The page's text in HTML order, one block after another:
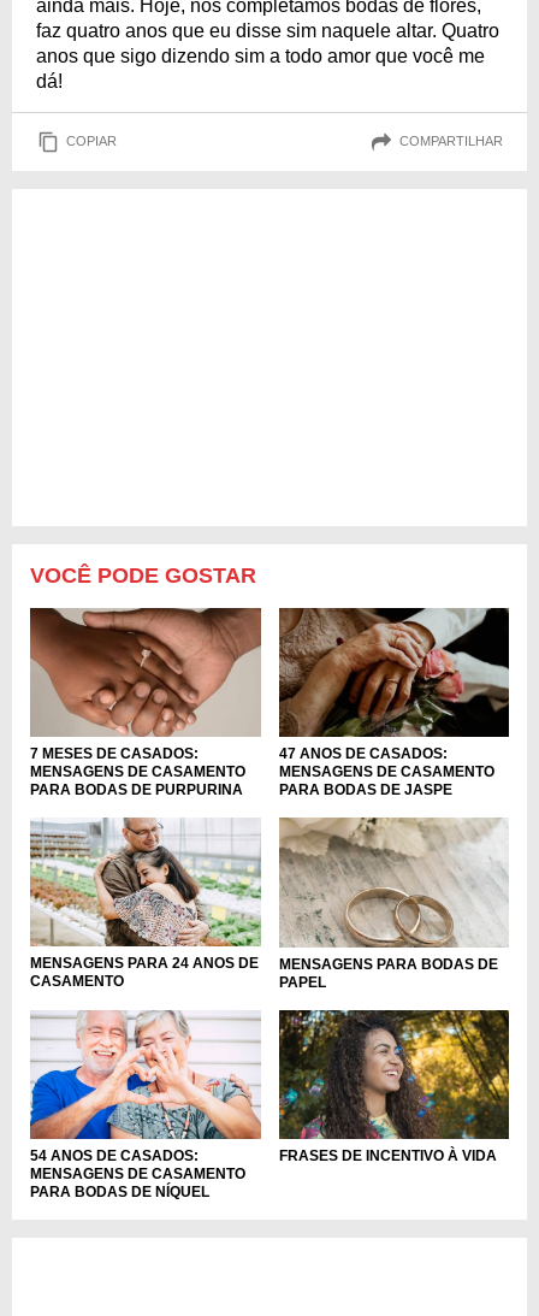
ainda mais. Hoje, nós completamos bodas de flores,
faz quatro anos que eu disse sim naquele altar. Quatro
anos que sigo dizendo sim a todo amor que você me
dá!
COPIAR COMPARTILHAR
VOCÊ PODE GOSTAR
7 MESES DE CASADOS:
MENSAGENS DE CASAMENTO
PARA BODAS DE PURPURINA
47 ANOS DE CASADOS:
MENSAGENS DE CASAMENTO
PARA BODAS DE JASPE
MENSAGENS PARA 24 ANOS DE
CASAMENTO
MENSAGENS PARA BODAS DE
PAPEL
54 ANOS DE CASADOS:
MENSAGENS DE CASAMENTO
PARA BODAS DE NÍQUEL
FRASES DE INCENTIVO À VIDA